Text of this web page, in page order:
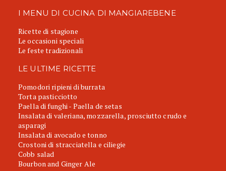
I MENU DI CUCINA DI MANGIAREBENE
Ricette di stagione
Le occasioni speciali
Le feste tradizionali
LE ULTIME RICETTE
Pomodori ripieni di burrata
Torta pasticciotto
Paella di funghi - Paella de setas
Insalata di valeriana, mozzarella, prosciutto crudo e
asparagi
Insalata di avocado e tonno
Crostoni di stracciatella e ciliegie
Cobb salad
Bourbon and Ginger Ale